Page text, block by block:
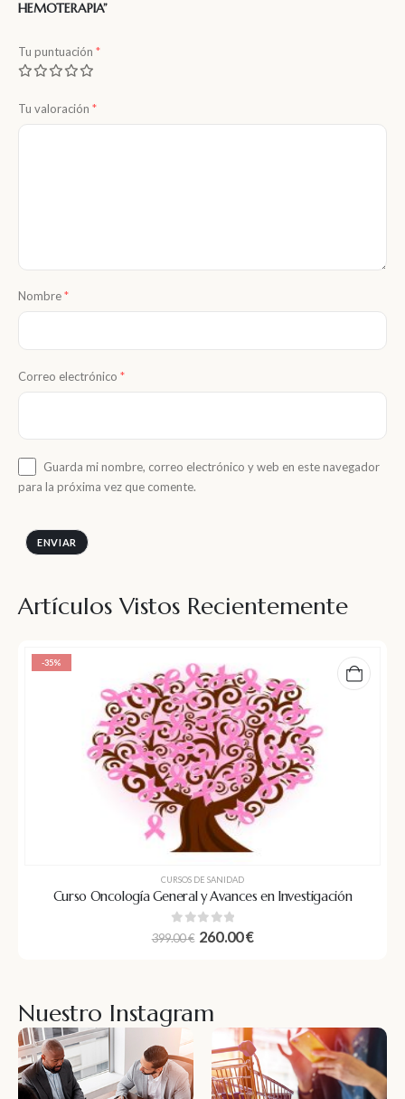
HEMOTERAPIA”
Tu puntuación *
Tu valoración *
Nombre*
Correo electrónico *
Guarda mi nombre, correo electrónico y web en este navegador
para la próxima vez que comente.
Artículos Vistos Recientemente
-35%
CURSOS DE SANIDAD
Curso Oncología General y Avances en Investigación
0out of 5
399.00€ 260.00€
Nuestro Instagram